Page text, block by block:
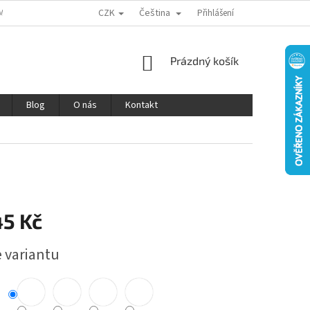
OCHRANY OSOBNÍCH ÚDAJŮ REKLAMACE A VRÁCENÍ ZBOŽÍ
CZK Čeština Přihlášení
NÁKUPNÍ
Prázdný košík
Blog O nás
Kontakt
Kč
variantu